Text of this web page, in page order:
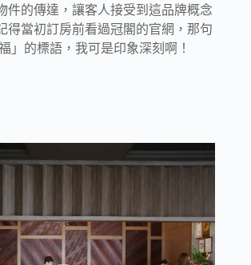
件的傳達，讓客人接受到這品牌概念
得當初訂房前看過冠閣的官網，那句
」的標語，我可是印象深刻啊！